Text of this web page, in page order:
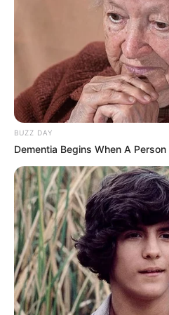
Andai Ibu Tidak Menikah
Dengan Ayah
1
Elva
4 Oktober 2022 at 12:38
Aksi nan unik
Cerita
7/10
Pemain
9/10
BUZZ DAY
Dementia Begins When A